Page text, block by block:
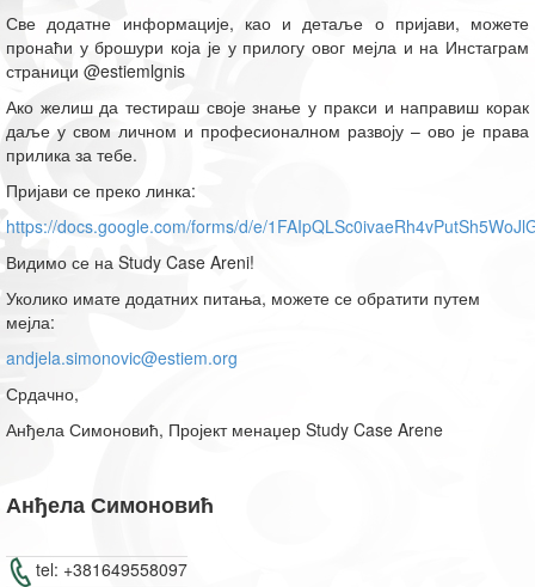
Све додатне информације, као и детаље о пријави, можете
пронаћи у брошури која је у прилогу овог мејла и на Инстаграм
страници @estiemlgnis
Ако желиш да тестираш своје знање у пракси и направиш корак
даље у свом личном и професионалном развоју – ово је права
прилика за тебе.
Пријави се преко линка:
https://docs.google.com/forms/d/e/
Видимо се на Study Case Areni!
Уколико имате додатних питања, можете се обратити путем
мејла:
andjela.simonovic@estiem.org
Срдачно,
Анђела Симоновић, Пројект менаџер Study Case Arene
Анђела Симоновић
tel: +381649558097